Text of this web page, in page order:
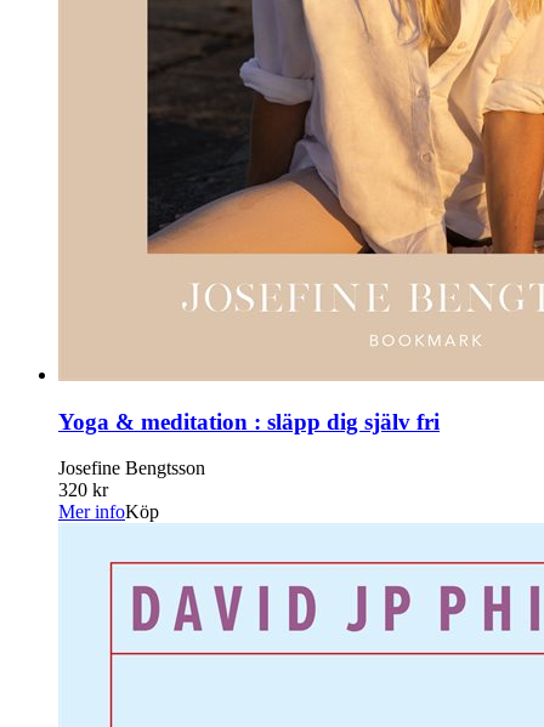
Yoga & meditation : släpp dig själv fri
Josefine Bengtsson
320 kr
Mer infoKöp